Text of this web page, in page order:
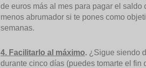
de euros más al mes para pagar el
menos abrumador si te pones como
semanas.
4. Facilitarlo al máximo. ¿Sigue siendo
durante cinco días (puedes tomarte el fin